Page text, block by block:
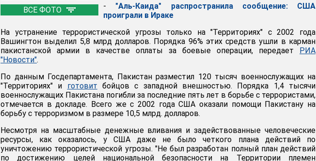
ВСЕ ФОТО
- "Аль-Каида" распространила сообщение: США
проиграли в Ираке
На устранение террористической угрозы только на "Территориях" с 2002 года
Вашингтон выделил 5,8 млрд долларов. Порядка 96% этих средств ушли в карман
пакистанской армии в качестве оплаты за боевые операции, передает РИА
"Новости".
По данным Госдепартамента, Пакистан разместил 120 тысяч военнослужащих на
"Территориях" и готовит бойцов с западной внешностью. Порядка 1,4 тысячи
военнослужащих Пакистана погибли за последние пять лет в борьбе с террористами,
отмечается в докладе. Всего же с 2002 года США оказали помощи Пакистану на
борьбу с терроризмом в размере 10,5 млрд. долларов.
Несмотря на масштабные денежные вливания и задействованные человеческие
ресурсы, как оказалось, у США даже не было четкого плана действий по
уничтожению террористической угрозы. "Не был разработан полный план действий
по достижению целей национальной безопасности на Территории племен